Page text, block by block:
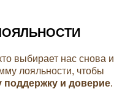
выбирает нас снова и
лояльности, чтобы
поддержку и доверие.